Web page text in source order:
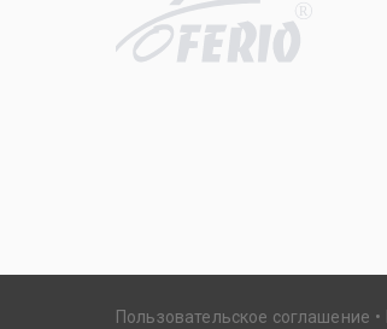
R
Пользовательское соглашение